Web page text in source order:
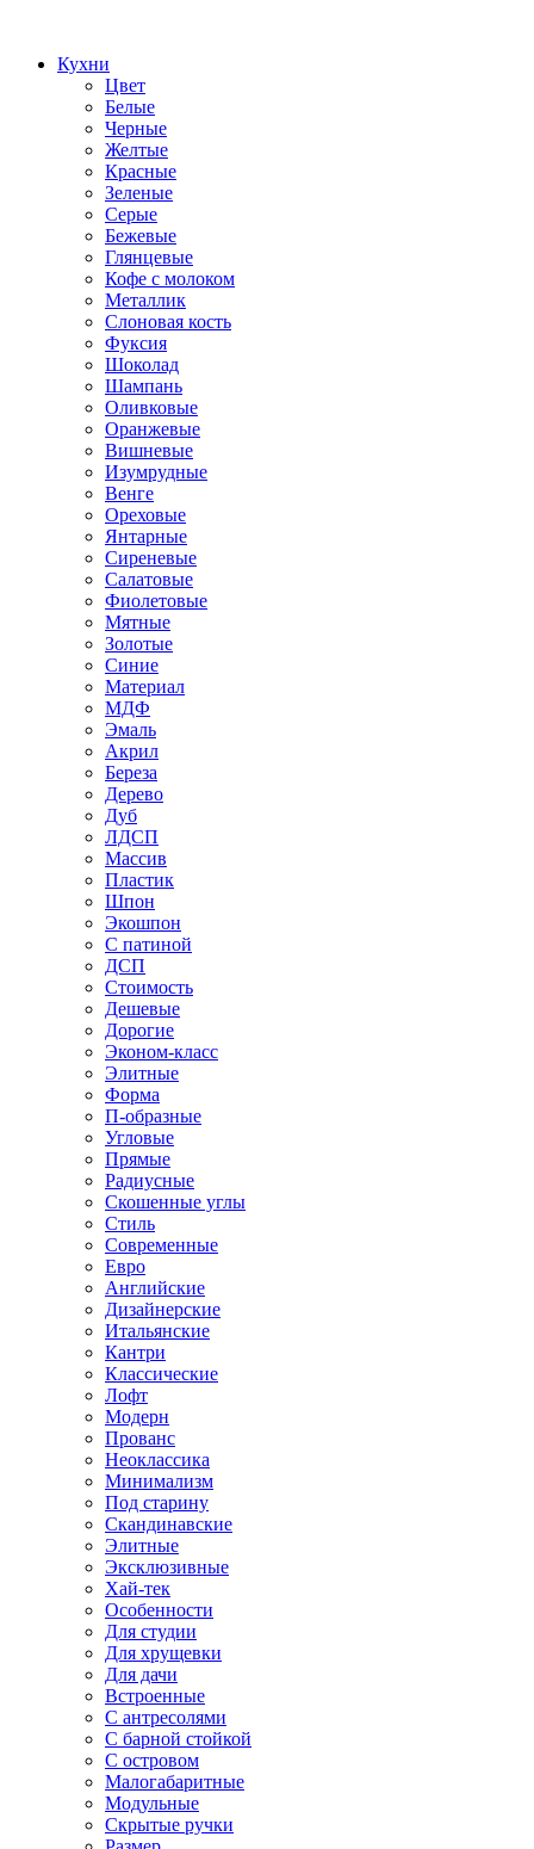
Кухни
Цвет
Белые
Черные
Желтые
Красные
Зеленые
Серые
Бежевые
Глянцевые
Кофе с молоком
Металлик
Слоновая кость
Фуксия
Шоколад
Шампань
Оливковые
Оранжевые
Вишневые
Изумрудные
Венге
Ореховые
Янтарные
Сиреневые
Салатовые
Фиолетовые
Мятные
Золотые
Синие
Материал
МДФ
Эмаль
Акрил
Береза
Дерево
Дуб
ЛДСП
Массив
Пластик
Шпон
Экошпон
С патиной
ДСП
Стоимость
Дешевые
Дорогие
Эконом-класс
Элитные
Форма
П-образные
Угловые
Прямые
Радиусные
Скошенные углы
Стиль
Современные
Евро
Английские
Дизайнерские
Итальянские
Кантри
Классические
Лофт
Модерн
Прованс
Неоклассика
Минимализм
Под старину
Скандинавские
Элитные
Эксклюзивные
Хай-тек
Особенности
Для студии
Для хрущевки
Для дачи
Встроенные
С антресолями
С барной стойкой
С островом
Малогабаритные
Модульные
Скрытые ручки